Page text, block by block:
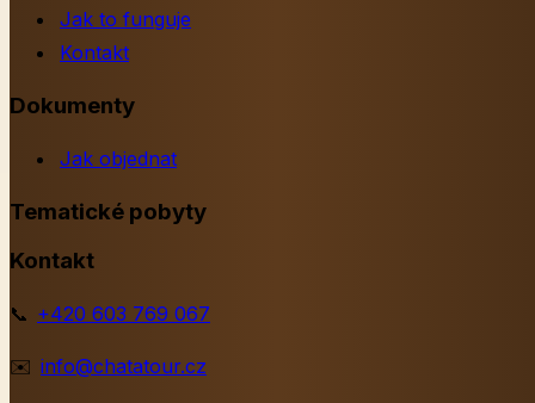
Jak to funguje
Kontakt
Dokumenty
Jak objednat
Tematické pobyty
Kontakt
📞 +420 603 769 067
✉️ info@chatatour.cz